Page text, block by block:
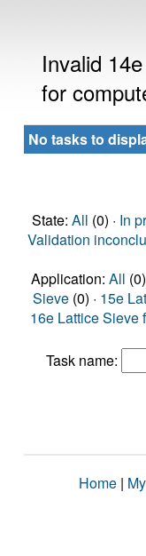
Invalid
for
No tasks to
State: All (0) · In
Validation
Application: All
Sieve (0) · 15e
16e Lattice Sieve
Task name:
Home |